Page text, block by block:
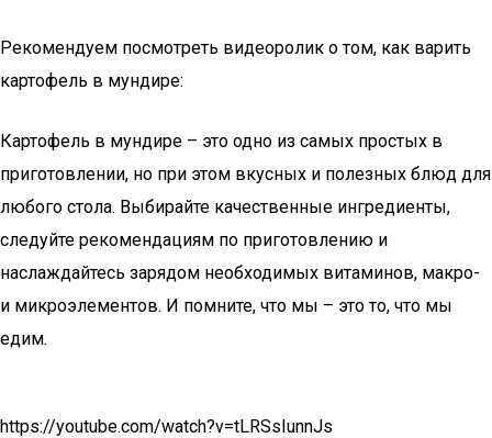
Рекомендуем посмотреть видеоролик о том, как варить
картофель в мундире:
Картофель в мундире – это одно из самых простых в
приготовлении, но при этом вкусных и полезных блюд для
любого стола. Выбирайте качественные ингредиенты,
следуйте рекомендациям по приготовлению и
наслаждайтесь зарядом необходимых витаминов, макро-
и микроэлементов. И помните, что мы – это то, что мы
едим.
https://youtube.com/watch?v=tLRSsIunnJs